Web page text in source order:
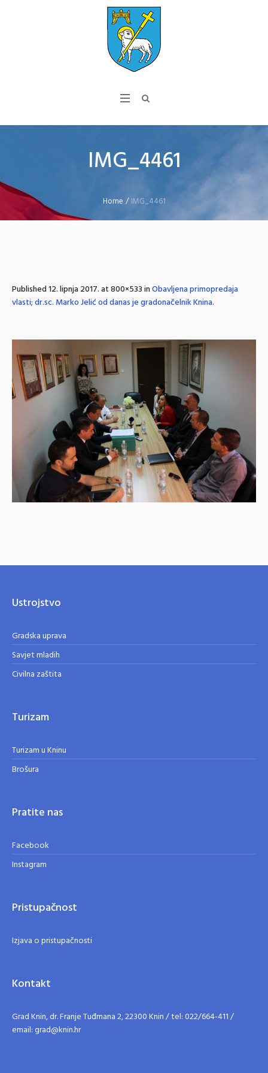
IMG_4461
Home /IMG_4461
Published12. lipnja 2017.at 800×533 inObavljena primopredaja
vlasti; dr.sc. Marko Jelić od danas je gradonačelnik Knina.
Ustrojstvo
Gradska uprava
Savjet mladih
Civilna zaštita
Turizam
Turizam u Kninu
Brošura
Pratite nas
Facebook
Instagram
Pristupačnost
Izjava o pristupačnosti
Kontakt
Grad Knin, dr. Franje Tuđmana 2, 22300 Knin / tel: 022/664-411 /
email: grad@knin.hr